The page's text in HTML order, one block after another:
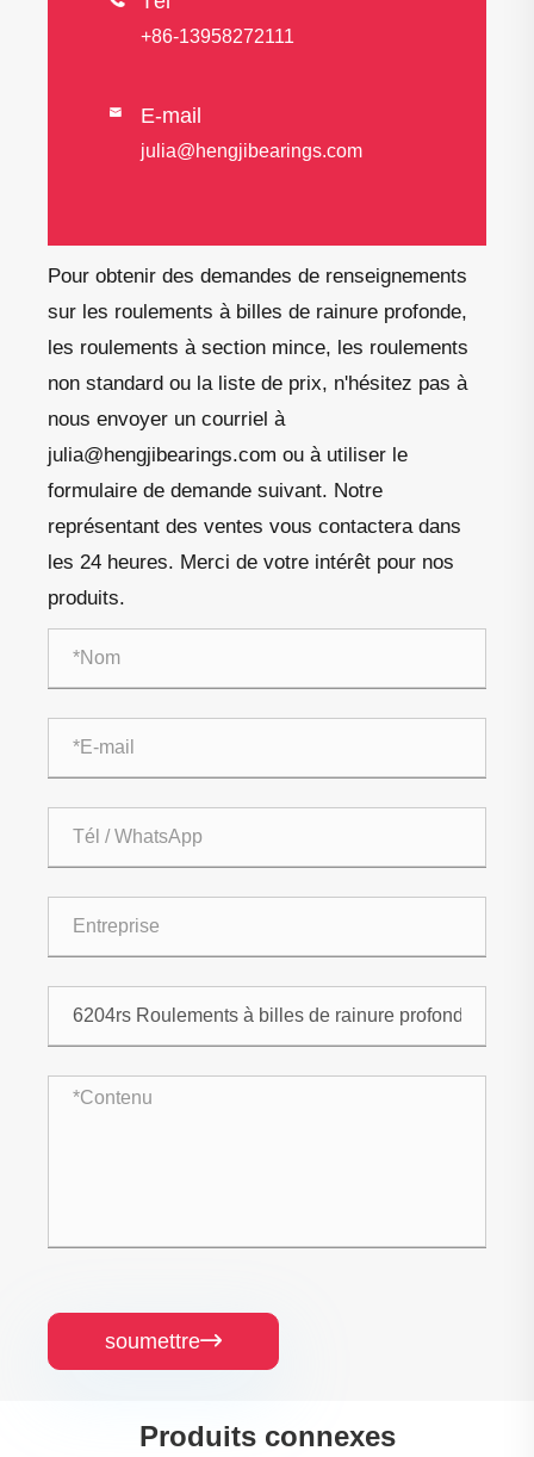
+86-13958272111
 E-mail
julia@hengjibearings.com
Pour obtenir des demandes de renseignements
sur les roulements à billes de rainure profonde,
les roulements à section mince, les roulements
non standard ou la liste de prix, n'hésitez pas à
nous envoyer un courriel à
julia@hengjibearings.com ou à utiliser le
formulaire de demande suivant. Notre
représentant des ventes vous contactera dans
les 24 heures. Merci de votre intérêt pour nos
produits.
soumettre
Produits connexes